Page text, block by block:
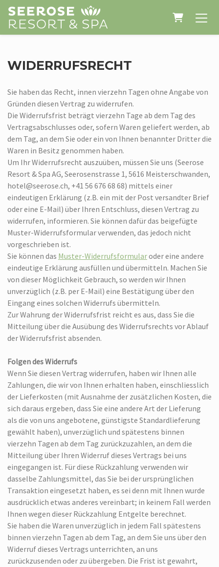
WIDERRUFSRECHT
Sie haben das Recht, innen vierzehn Tagen ohne Angabe von
Gründen diesen Vertrag zu widerrufen.
Die Widerrufsfrist beträgt vierzehn Tage ab dem Tag des
Vertragsabschlusses oder, sofern Waren geliefert werden, ab
dem Tag, an dem Sie oder ein von Ihnen benannter Dritter die
Waren in Besitz genommen haben.
Um Ihr Widerrufsrecht auszuüben, müssen Sie uns (Seerose
Resort & Spa AG, Seerosenstrasse 1, 5616 Meisterschwanden,
hotel@seerose.ch, +41 56 676 68 68) mittels einer
eindeutigen Erklärung (z.B. ein mit der Post versandter Brief
oder eine E-Mail) über Ihren Entschluss, diesen Vertrag zu
widerrufen, informieren. Sie können dafür das beigefügte
Muster-Widerrufsformular verwenden, das jedoch nicht
vorgeschrieben ist.
Sie können das Muster-Widerrufsformularoder eine andere
eindeutige Erklärung ausfüllen und übermitteln. Machen Sie
von dieser Möglichkeit Gebrauch, so werden wir Ihnen
unverzüglich (z.B. per E-Mail) eine Bestätigung über den
Eingang eines solchen Widerrufs übermitteln.
Zur Wahrung der Widerrufsfrist reicht es aus, dass Sie die
Mitteilung über die Ausübung des Widerrufsrechts vor Ablauf
der Widerrufsfrist absenden.
Folgen des Widerrufs
Wenn Sie diesen Vertrag widerrufen, haben wir Ihnen alle
Zahlungen, die wir von Ihnen erhalten haben, einschliesslich
der Lieferkosten (mit Ausnahme der zusätzlichen Kosten, die
sich daraus ergeben, dass Sie eine andere Art der Lieferung
als die von uns angebotene, günstigste Standardlieferung
gewählt haben), unverzüglich und spätestens binnen
vierzehn Tagen ab dem Tag zurückzuzahlen, an dem die
Mitteilung über Ihren Widerruf dieses Vertrags bei uns
eingegangen ist. Für diese Rückzahlung verwenden wir
dasselbe Zahlungsmittel, das Sie bei der ursprünglichen
Transaktion eingesetzt haben, es sei denn mit Ihnen wurde
ausdrücklich etwas anderes vereinbart; in keinem Fall werden
Ihnen wegen dieser Rückzahlung Entgelte berechnet.
Sie haben die Waren unverzüglich in jedem Fall spätestens
binnen vierzehn Tagen ab dem Tag, an dem Sie uns über den
Widerruf dieses Vertrags unterrichten, an uns
zurückzusenden oder zu übergeben. Die Frist ist gewahrt,